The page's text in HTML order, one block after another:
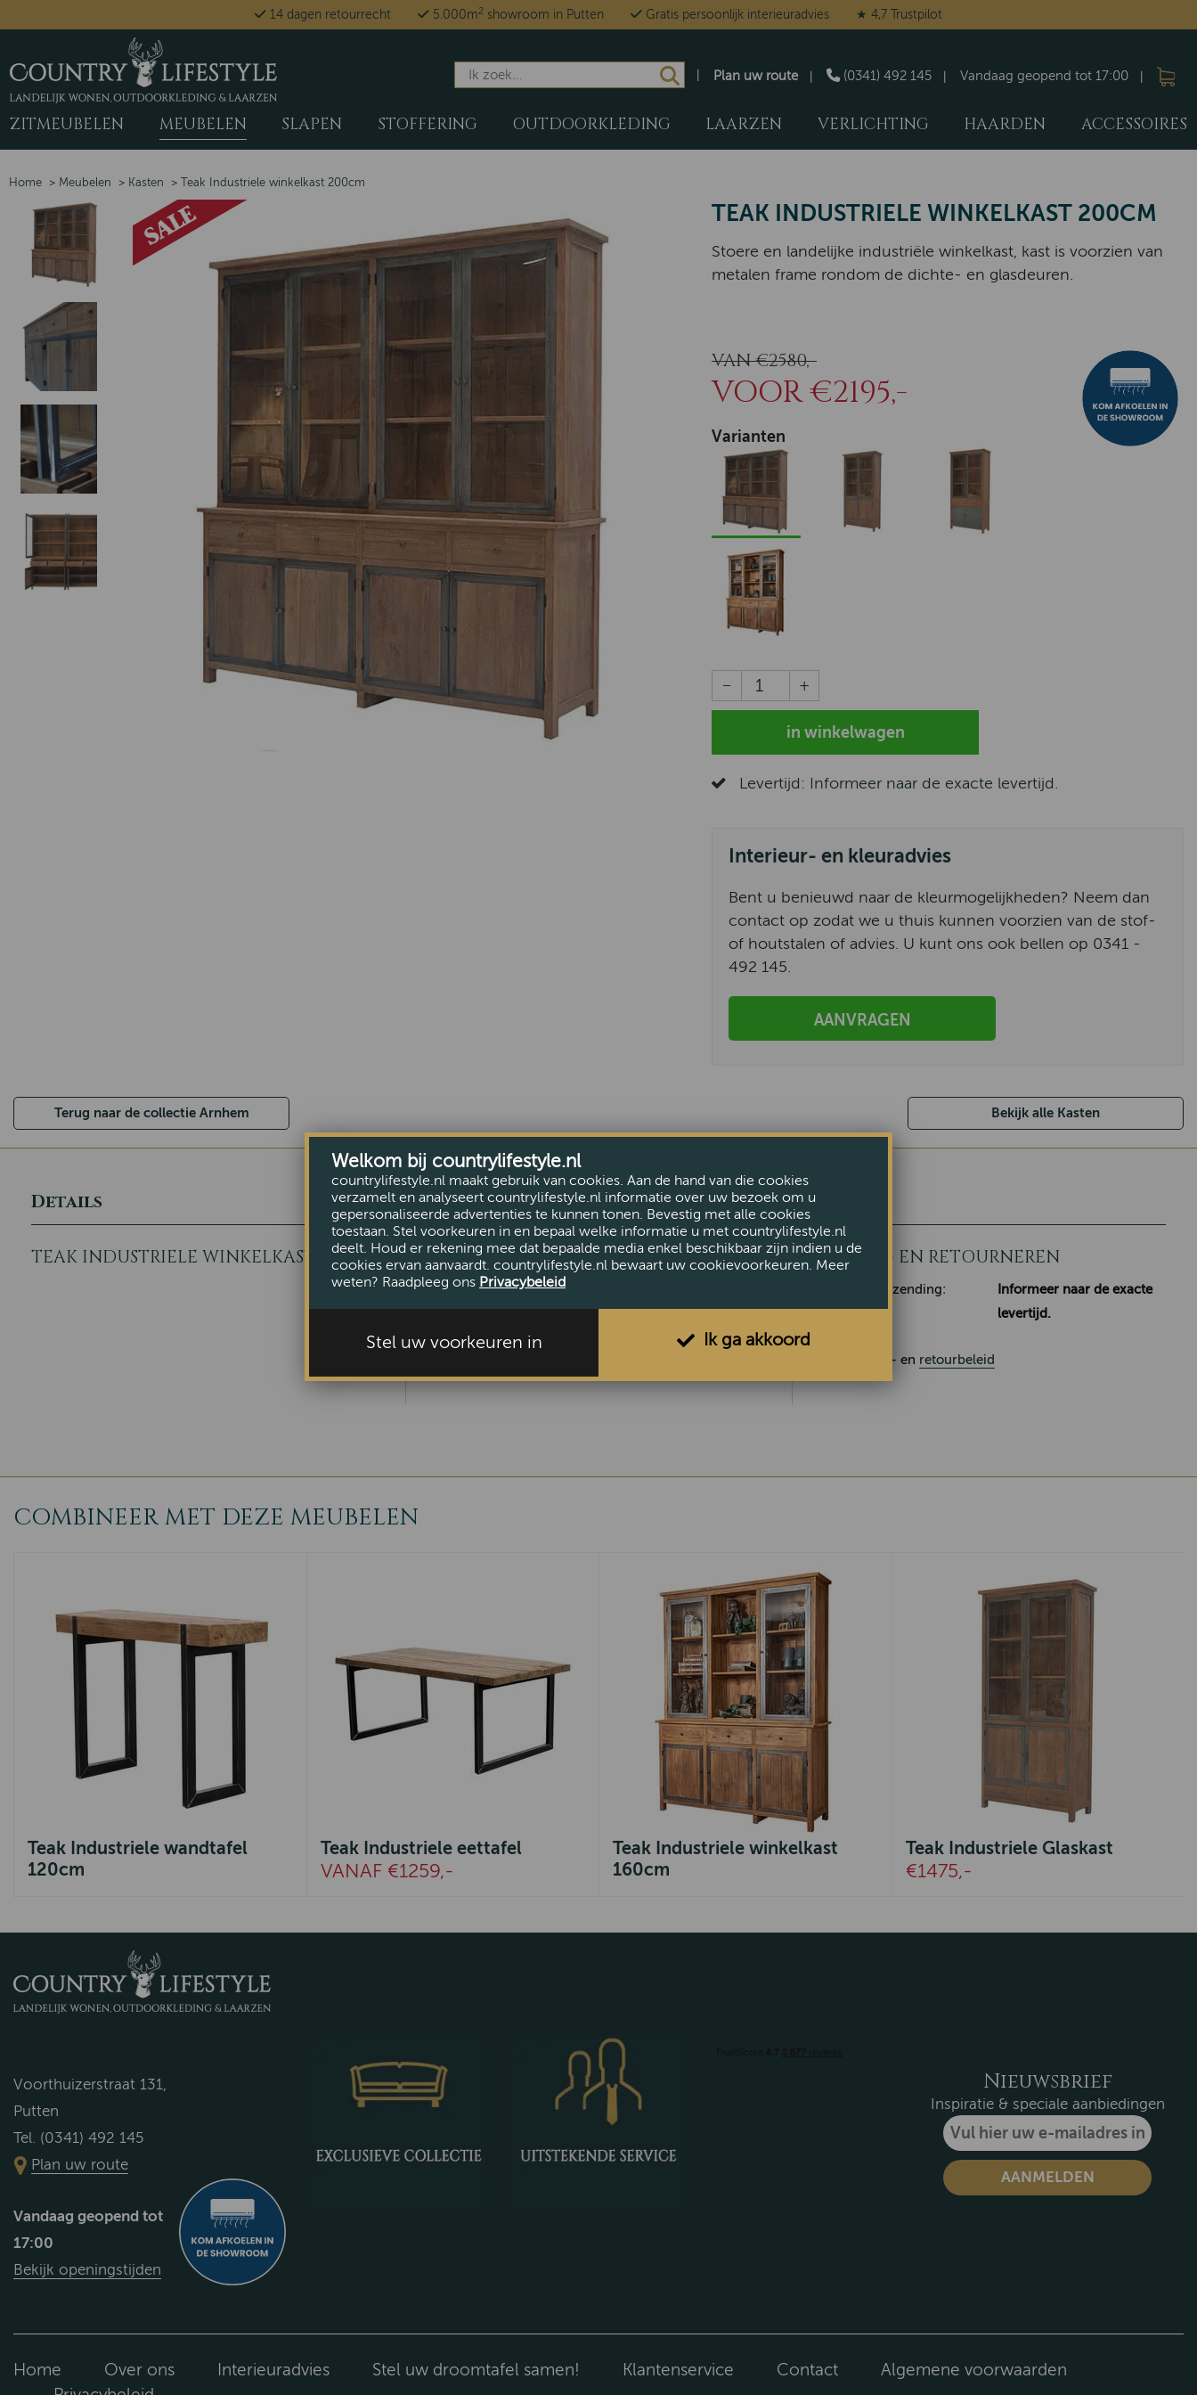
14 dagen retourrecht 5.000m2 showroom in Putten Gratis persoonlijk interieuradvies ★ 4,7 Trustpilot
Vandaag geopend tot 17:00
(0341) 492 145
Plan uw route
ZITMEUBELEN MEUBELEN SLAPEN STOFFERING OUTDOORKLEDING LAARZEN VERLICHTING HAARDEN ACCESSOIRES
Home > Meubelen > Kasten > Teak Industriele winkelkast 200cm
TEAK INDUSTRIELE WINKELKAST 200CM
Stoere en landelijke industriële winkelkast, kast is voorzien van
metalen frame rondom de dichte- en glasdeuren.
VAN €2580,-
VOOR €2195,-
Varianten
Levertijd: Informeer naar de exacte levertijd.
Interieur- en kleuradvies
Bent u benieuwd naar de kleurmogelijkheden? Neem dan
contact op zodat we u thuis kunnen voorzien van de stof-
of houtstalen of advies. U kunt ons ook bellen op 0341 -
492 145.
AANVRAGEN
Terug naar de collectie Arnhem Bekijk alle Kasten
Details
TEAK INDUSTRIELE WINKELKAST 200CM AFMETINGEN
Hoogte (cm)
Breedte (cm)
200
Diameter (cm)
LEVERING EN RETOURNEREN
Klaar voor verzending:
Informeer naar de exacte
levertijd.
- en retourbeleid
COMBINEER MET DEZE MEUBELEN
Teak Industriele wandtafel
120cm
Teak Industriele eettafel
VANAF €1259,-
Teak Industriele winkelkast
160cm
Teak Industriele Glaskast
€1475,-
Voorthuizerstraat 131,
Putten
Tel. (0341) 492 145
Plan uw route
Vandaag geopend tot
17:00
Bekijk openingstijden
Nieuwsbrief
Inspiratie & speciale aanbiedingen
Home Over ons Interieuradvies Stel uw droomtafel samen! Klantenservice Contact
Algemene voorwaarden
Welkom bij countrylifestyle.nl
countrylifestyle.nl maakt gebruik van cookies. Aan de hand van die cookies
verzamelt en analyseert countrylifestyle.nl informatie over uw bezoek om u
gepersonaliseerde advertenties te kunnen tonen. Bevestig met alle cookies
toestaan. Stel voorkeuren in en bepaal welke informatie u met countrylifestyle.nl
deelt. Houd er rekening mee dat bepaalde media enkel beschikbaar zijn indien u de
cookies ervan aanvaardt. countrylifestyle.nl bewaart uw cookievoorkeuren. Meer
weten? Raadpleeg ons Privacybeleid
Stel uw voorkeuren in Ik ga akkoord